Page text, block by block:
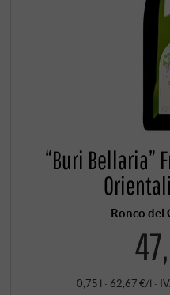
“Buri Bellaria”
Ronco del
0,75 l · 62,67 €/l ·